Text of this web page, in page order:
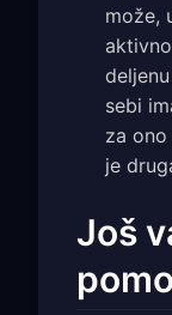
može,
sebi
za
je
Još